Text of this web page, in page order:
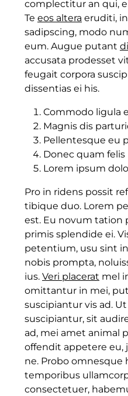
complectitur an qui,
Te eos altera eruditi,
sadipscing, modo
eum. Augue putant
accusata prodesset
feugait corpora
dissentias ei his.
Commodo ligula
Magnis dis
Pellentesque eu
Donec quam felis
Lorem ipsum
Pro in ridens possit
tibique duo. Lorem
est. Eu novum tation
primis splendide ei.
petentium, usu sint
nobis prompta,
ius. Veri placerat mel
omittantur in mei,
suscipiantur vis ad.
suscipiantur, sit
ad, mei amet animal
offendit appetere eu,
ne. Probo omnesque
temporibus
consectetuer,